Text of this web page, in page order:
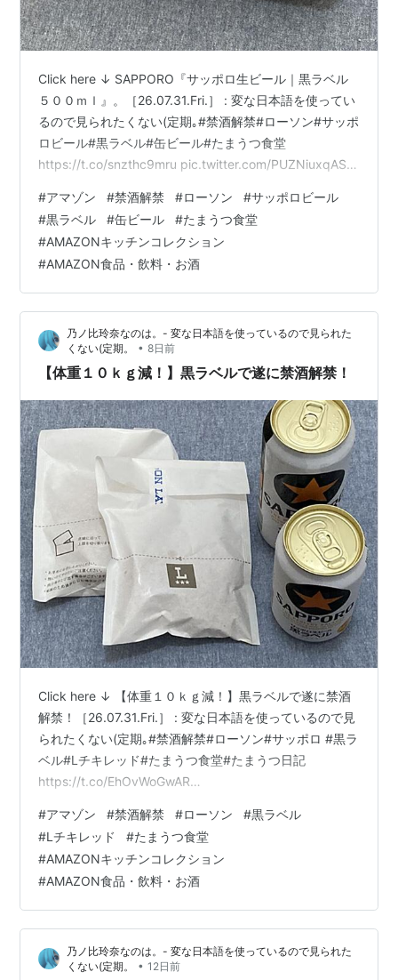
Click here ↓ SAPPORO『サッポロ生ビール｜黒ラベル
５００ｍｌ』。［26.07.31.Fri.］ : 変な日本語を使ってい
るので見られたくない(定期｡#禁酒解禁#ローソン#サッポ
ロビール#黒ラベル#缶ビール#たまうつ食堂
https://t.co/snzthc9mru pic.twitter.com/PUZNiuxqAS
(@imotchimappu) July 31, 2026 @imotchimappu サッ
ポロ 生ビール黒ラベル [缶] 500ml x 24本[ケース販売]
[サッポロビール ビール ALC 5% 国…
#アマゾン #禁酒解禁 #ローソン #サッポロビール
#黒ラベル #缶ビール #たまうつ食堂
#AMAZONキッチンコレクション
#AMAZON食品・飲料・お酒
乃ノ比玲奈なのは。- 変な日本語を使っているので見られた
くない(定期。
• 8日前
【体重１０ｋｇ減！】黒ラベルで遂に禁酒解禁！
Click here ↓ 【体重１０ｋｇ減！】黒ラベルで遂に禁酒
解禁！［26.07.31.Fri.］ : 変な日本語を使っているので見
られたくない(定期｡#禁酒解禁#ローソン#サッポロ #黒ラ
ベル#Lチキレッド#たまうつ食堂#たまうつ日記
https://t.co/EhOvWoGwAR
💉(@Nonoi_Rena) 。 (@imotchimappu) July 31, 2026
@imotchimappu 【amazon Grocery Wish List】セール
通知✨これ買いたい！を片っぱしから欲しいものリスト
へ！食…
#アマゾン #禁酒解禁 #ローソン #黒ラベル
#Lチキレッド #たまうつ食堂
#AMAZONキッチンコレクション
#AMAZON食品・飲料・お酒
乃ノ比玲奈なのは。- 変な日本語を使っているので見られた
くない(定期。
• 12日前